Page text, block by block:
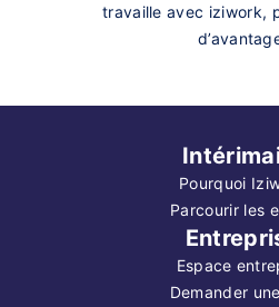
travaille avec iziwork,
Pourquoi
Parcourir les
Espace
Demander